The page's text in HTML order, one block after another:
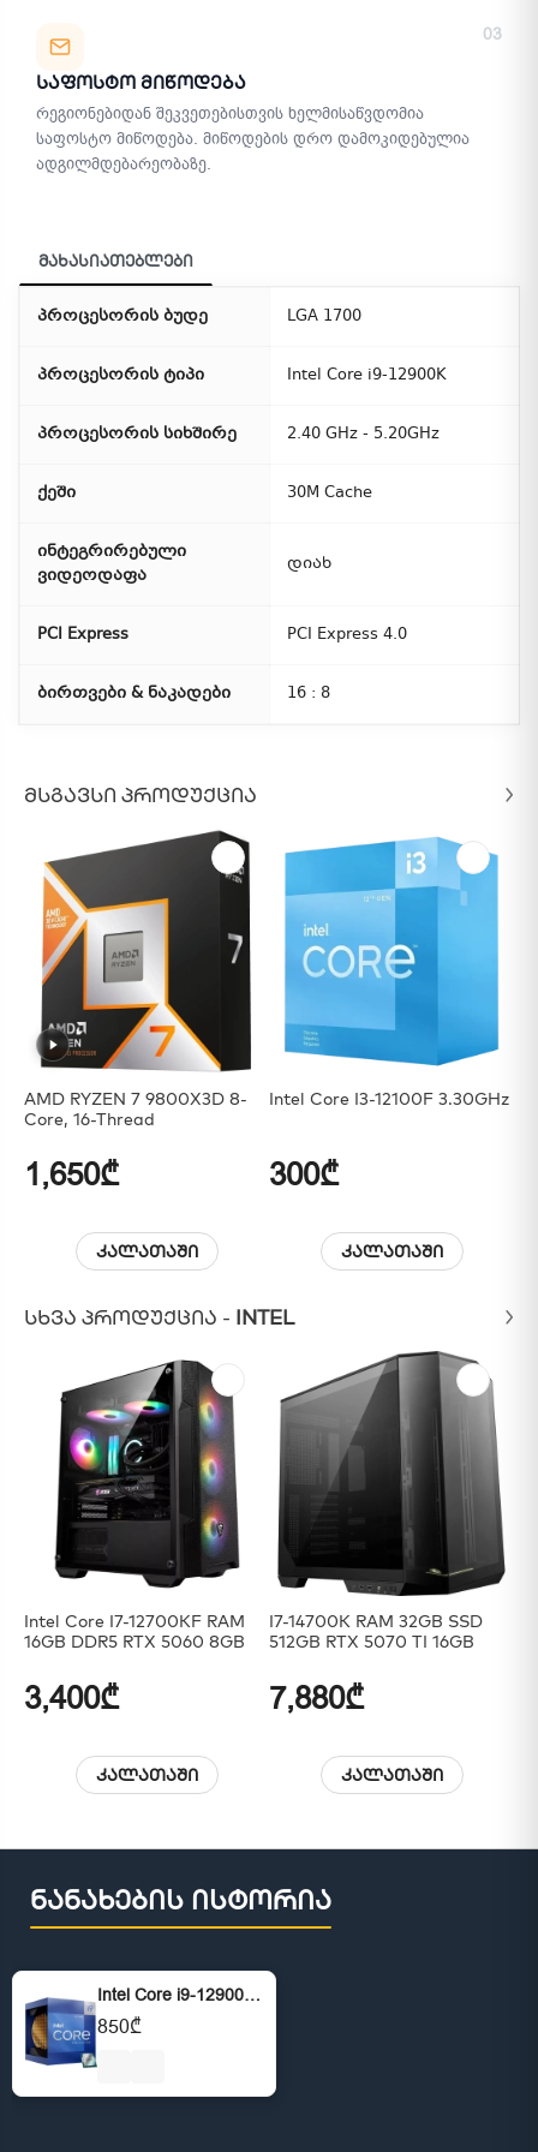
03
Საფოსტო Მიწოდება
რეგიონებიდან შეკვეთებისთვის ხელმისაწვდომია
საფოსტო მიწოდება. მიწოდების დრო დამოკიდებულია
ადგილმდებარეობაზე.
მახასიათებლები
პროცესორის ბუდე LGA 1700
პროცესორის ტიპი Intel Core i9-12900K
პროცესორის სიხშირე 2.40 GHz - 5.20GHz
ქეში 30M Cache
ინტეგრირებული
ვიდეოდაფა
დიახ
PCI Express PCI Express 4.0
ბირთვები & ნაკადები 16 : 8
ᲛᲡᲒᲐᲕᲡᲘ ᲞᲠᲝᲓᲣᲥᲪᲘᲐ
AMD RYZEN 7 9800X3D 8-
Core, 16-Thread
1,650₾
კალათაში
Intel Core I3-12100F 3.30GHz
300₾
კალათაში
ᲡᲮᲕᲐ ᲞᲠᲝᲓᲣᲥᲪᲘᲐ - INTEL
Intel Core I7-12700KF RAM
16GB DDR5 RTX 5060 8GB
3,400₾
კალათაში
I7-14700K RAM 32GB SSD
512GB RTX 5070 TI 16GB
7,880₾
კალათაში
ნანახების ისტორია
Intel Core i9-12900K 2.40 GHz
850₾